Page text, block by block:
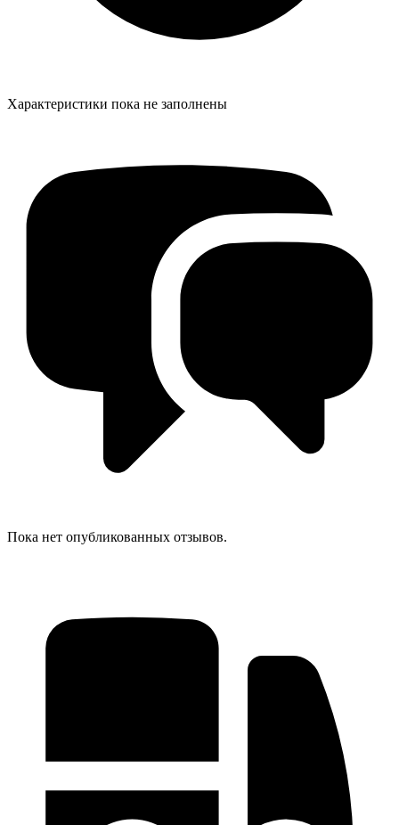
Характеристики пока не заполнены
Пока нет опубликованных отзывов.